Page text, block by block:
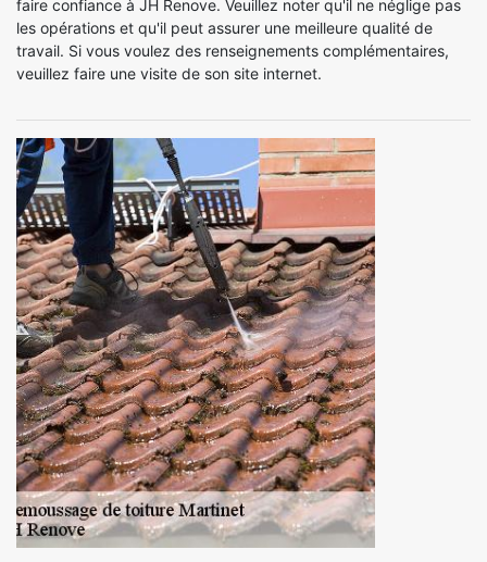
faire confiance à JH Renove. Veuillez noter qu'il ne néglige pas
les opérations et qu'il peut assurer une meilleure qualité de
travail. Si vous voulez des renseignements complémentaires,
veuillez faire une visite de son site internet.